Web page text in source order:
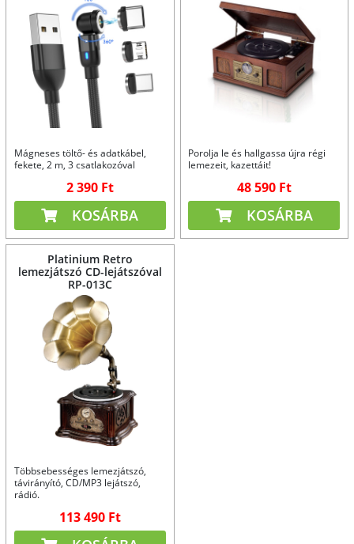
Mágneses töltő- és adatkábel,
fekete, 2 m, 3 csatlakozóval
2 390 Ft
KOSÁRBA
Porolja le és hallgassa újra régi
lemezeit, kazettáit!
48 590 Ft
KOSÁRBA
Platinium Retro
lemezjátszó CD-lejátszóval
RP-013C
Többsebességes lemezjátszó,
távirányító, CD/MP3 lejátszó,
rádió.
113 490 Ft